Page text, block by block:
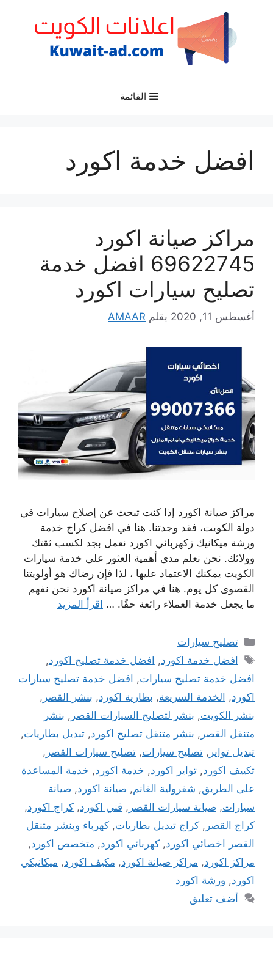
القائمة
افضل خدمة اكورد
مراكز صيانة اكورد
69622745 افضل خدمة
تصليح سيارات اكورد
أغسطس 11, 2020 بقلم AMAAR
مراكز صيانة اكورد إذا كنت تبحث عن إصلاح سيارات في
دولة الكويت، فقد وجدتنا. هنا في افضل كراج خدمة
ورشة ميكانيك زكهربائي اكورد نعمل بجد لكسب ثقتك
وولائك. نحن نعلم مدى أهمية العثور على خدمة سيارات
الكويت يمكنك الاعتماد عليها ، لذا فإن رضاك ​​هو أولويتنا
القصوى كل يوم. هنا في مراكز صيانة اكورد نحن نفهم
ما يجعل خدمة العملاء رائعة حقًا. … اقرأ المزيد
التصنيفات
تصليح سيارات
الوسوم
افضل خدمة اكورد, افضل خدمة تصليح اكورد,
افضل خدمة تصليح سيارات, افضل خدمة تصليح سيارات
اكورد, الخدمة السريعة, بطارية اكورد, بنشر القصر ,
بنشر الكويت, بنشر لتصليح السيارات القصر , بنشر
متنقل القصر , بنشر متنقل تصليح اكورد, تبديل بطاريات,
تبديل تواير , تصليح سيارات, تصليح سيارات القصر ,
تكييف اكورد, تواير اكورد, خدمة اكورد, خدمة المساعدة
على الطريق, شفرولية الغانم, صيانة اكورد, صيانة
سيارات, صيانة سيارات القصر , فني اكورد, كراج اكورد,
كراج القصر , كراج تبديل بطاريات, كهرباء وبنشر متنقل
القصر اخصائي اكورد, كهربائي اكورد, متخصص اكورد,
مراكز اكورد, مراكز صيانة اكورد, مكيف اكورد, ميكانيكي
اكورد, ورشة اكورد
أضف تعليق